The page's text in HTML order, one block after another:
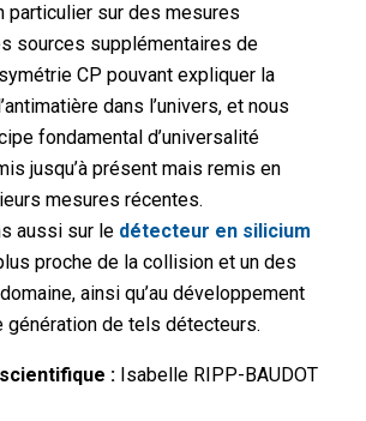
particulier sur des mesures
sources supplémentaires de
CP pouvant expliquer la
dans l’univers, et nous
fondamental d’universalité
jusqu’à présent mais remis en
mesures récentes.
aussi sur le détecteur en silicium
proche de la collision et un des
ainsi qu’au développement
génération de tels détecteurs.
: Isabelle RIPP-BAUDOT